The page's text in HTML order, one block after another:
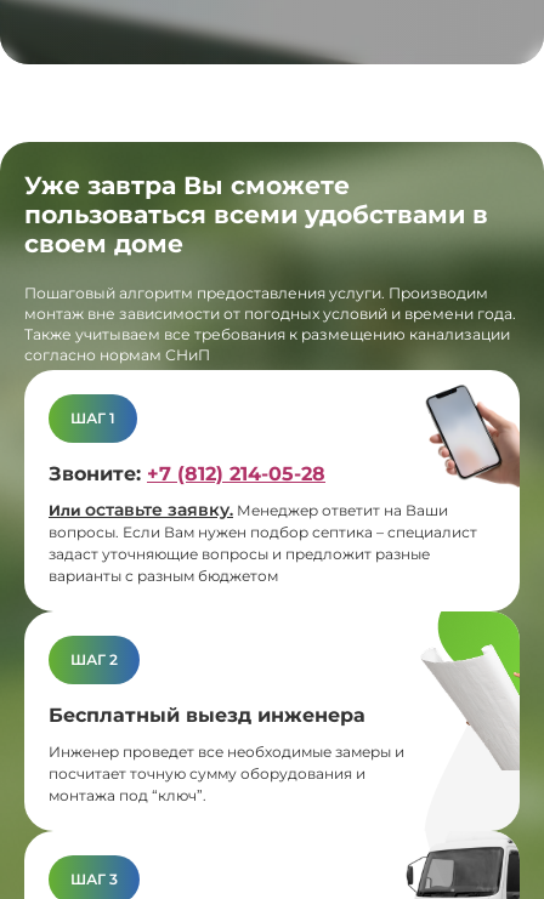
Уже завтра Вы сможете
пользоваться всеми удобствами в
своем доме
Пошаговый алгоритм предоставления услуги. Производим
монтаж вне зависимости от погодных условий и времени года.
Также учитываем все требования к размещению канализации
согласно нормам СНиП
ШАГ 1
Звоните: +7 (812) 214-05-28
Или оставьте заявку. Менеджер ответит на Ваши
вопросы. Если Вам нужен подбор септика – специалист
задаст уточняющие вопросы и предложит разные
варианты с разным бюджетом
ШАГ 2
Бесплатный выезд инженера
Инженер проведет все необходимые замеры и
посчитает точную сумму оборудования и
монтажа под “ключ”.
ШАГ 3